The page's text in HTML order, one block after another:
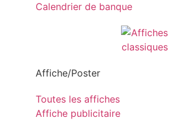
Calendrier de banque
Affiche/Poster
Toutes les affiches
Affiche publicitaire